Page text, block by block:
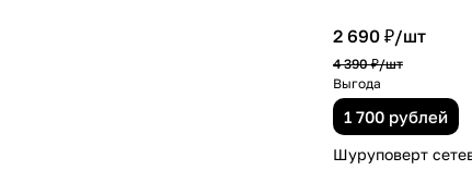
2 690 ₽/шт
4 390 ₽/шт
Выгода
1 700 рублей
Шуруповерт